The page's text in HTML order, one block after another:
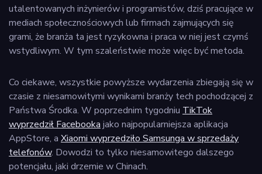
utalentowanych inżynierów i programistów, dziś pracujące w
mediach społecznościowych lub firmach zajmujących się
grami, że branża ta jest ryzykowna i praca w niej jest czymś
wstydliwym. W tym szaleństwie może więc być metoda.
Co ciekawe, wszystkie powyższe wydarzenia zbiegają się w
czasie z niesamowitymi wynikami branży tech pochodzącej z
Państwa Środka. W poprzednim tygodniu TikTok
wyprzedził Facebooka jako najpopularniejsza aplikacja
AppStore, a Xiaomi wyprzedziło Samsunga w sprzedaży
telefonów. Dowodzi to tylko niesamowitego dalszego
potencjału, jaki drzemie w Chinach.